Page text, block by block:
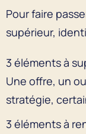
Pour faire
supérieur,
3 éléments à
Une offre, un
stratégie,
3 éléments à